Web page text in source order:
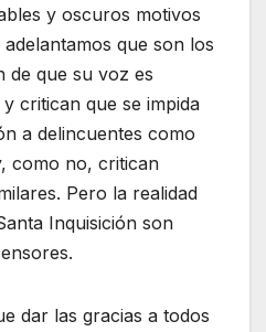
y oscuros motivos
que son los
de que su voz es
critican que se impida
a delincuentes como
como no, critican
Pero la realidad
Inquisición son
dar las gracias a todos